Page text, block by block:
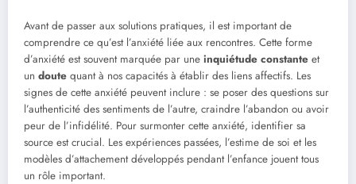
Avant de passer aux solutions pratiques, il est important de
comprendre ce qu’est l’anxiété liée aux rencontres. Cette forme
d’anxiété est souvent marquée par une inquiétude constante et
un doute quant à nos capacités à établir des liens affectifs. Les
signes de cette anxiété peuvent inclure : se poser des questions sur
l’authenticité des sentiments de l’autre, craindre l’abandon ou avoir
peur de l’infidélité. Pour surmonter cette anxiété, identifier sa
source est crucial. Les expériences passées, l’estime de soi et les
modèles d’attachement développés pendant l’enfance jouent tous
un rôle important.